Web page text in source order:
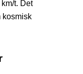
t. Det
kosmisk